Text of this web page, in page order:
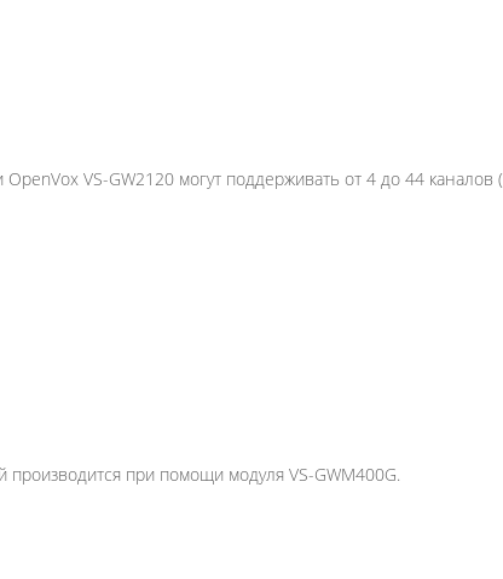
VS-GW2120 могут поддерживать от 4 до 44 каналов
при помощи модуля VS-GWM400G.